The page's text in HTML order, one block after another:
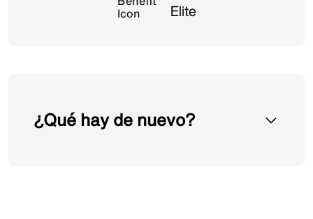
Elite
¿Qué hay de nuevo?